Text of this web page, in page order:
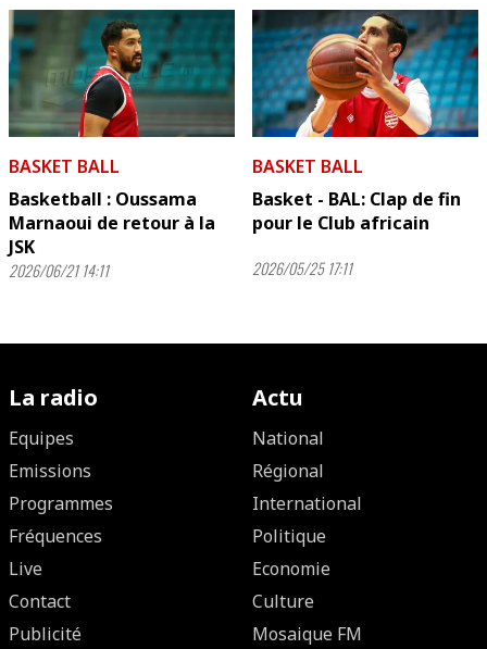
BASKET BALL
Basketball : Oussama
Marnaoui de retour à la
JSK
2026/06/21 14:11
BASKET BALL
Basket - BAL: Clap de fin
pour le Club africain
2026/05/25 17:11
La radio
Equipes
Emissions
Programmes
Fréquences
Live
Contact
Publicité
Actu
National
Régional
International
Politique
Economie
Culture
Mosaique FM